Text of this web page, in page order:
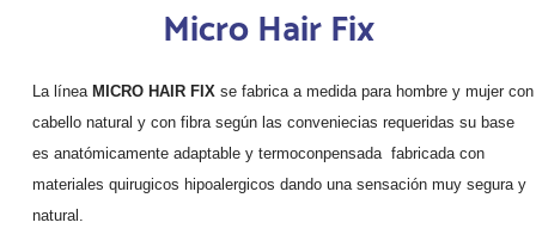
Micro Hair Fix
La línea MICRO HAIR FIX se fabrica a medida para hombre y mujer con
cabello natural y con fibra según las conveniecias requeridas su base
es anatómicamente adaptable y termoconpensada fabricada con
materiales quirugicos hipoalergicos dando una sensación muy segura y
natural.